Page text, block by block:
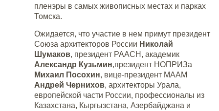
пленэры в самых живописных местах и парках
Томска.
Ожидается, что участие в нем примут президент
Союза архитекторов России Николай
Шумаков, президент РААСН, академик
Александр Кузьмин,президент НОПРИЗа
Михаил Посохин, вице-президент МААМ
Андрей Чернихов, архитекторы Урала,
европейской части России, профессионалы из
Казахстана, Кыргызстана, Азербайджана и